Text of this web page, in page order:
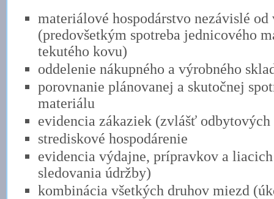
materiálové hospodárstvo nezávislé
(predovšetkým spotreba jednicového
tekutého kovu)
oddelenie nákupného a výrobného
porovnanie plánovanej a skutočnej
materiálu
evidencia zákaziek (zvlášť
strediskové hospodárenie
evidencia výdajne, prípravkov a
sledovania údržby)
kombinácia všetkých druhov miezd